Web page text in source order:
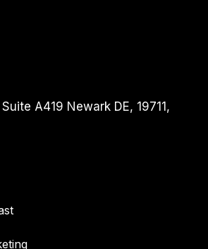
A419 Newark DE, 19711,